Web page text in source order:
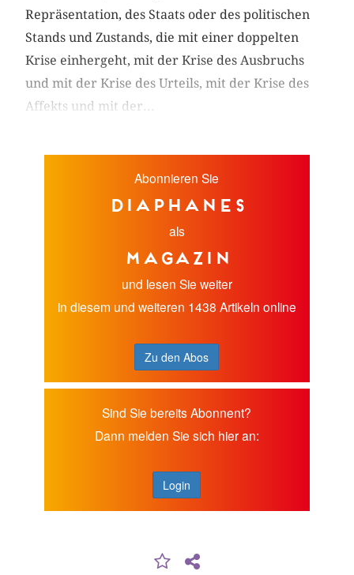
Repräsentation, des Staats oder des politischen
Stands und Zustands, die mit einer doppelten
Krise einhergeht, mit der Krise des Ausbruchs
und mit der Krise des Urteils, mit der Krise des
Affekts und mit der...
Abonnieren Sie
diaphanes
als
Magazin
und lesen Sie weiter
in diesem und weiteren 1438 Artikeln online
Zu den Abos
Sind Sie bereits Abonnent?
Dann melden Sie sich hier an:
Login